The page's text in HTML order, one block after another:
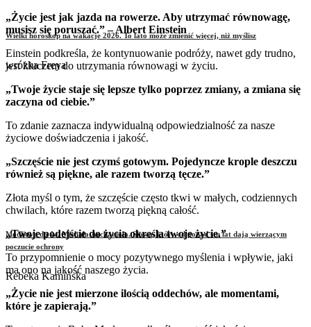
Wielki horoskop na wakacje 2026. To lato może zmienić więcej, niż myślisz
wróżka Freya
Modlitwa do św. Michała Archanioła. Słowa, które od ponad stu lat dają wierzącym
poczucie ochrony
Rebeka Kamińska
„Życie jest jak jazda na rowerze. Aby utrzymać równowagę,
musisz się poruszać.” – Albert Einstein
Einstein podkreśla, że kontynuowanie podróży, nawet gdy trudno,
jest kluczem do utrzymania równowagi w życiu.
„Twoje życie staje się lepsze tylko poprzez zmiany, a zmiana się
zaczyna od ciebie.”
To zdanie zaznacza indywidualną odpowiedzialność za nasze
życiowe doświadczenia i jakość.
„Szczęście nie jest czymś gotowym. Pojedyncze krople deszczu
również są piękne, ale razem tworzą tęcze.”
Złota myśl o tym, że szczęście często tkwi w małych, codziennych
chwilach, które razem tworzą piękną całość.
„Twoje podejście do życia określa twoje życie.”
To przypomnienie o mocy pozytywnego myślenia i wpływie, jaki
ma ono na jakość naszego życia.
„Życie nie jest mierzone ilością oddechów, ale momentami,
które je zapierają.”